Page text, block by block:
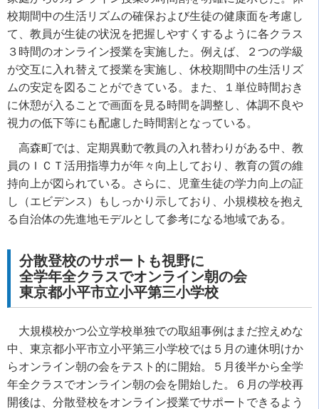
校期間中の生活リズムの確保および生徒の健康面を考慮し
て、教員が生徒の状況を把握しやすくするように各クラス
３時間のオンライン授業を実施した。例えば、２つの学級
が交互に入れ替えて授業を実施し、休校期間中の生活リズ
ムの安定を図ることができている。また、１単位時間おき
に休憩が入ることで画面を見る時間を調整し、体調不良や
視力の低下等にも配慮した時間割となっている。
高森町では、定期異動で教員の入れ替わりがある中、教
員のＩＣＴ活用指導力が年々向上しており、教育の質の維
持向上が図られている。さらに、児童生徒の学力向上の証
し（エビデンス）もしっかり示しており、小規模校を抱え
る自治体の先進地モデルとして参考になる地域である。
分散登校のサポートも視野に
全学年全クラスでオンライン朝の会
東京都小平市立小平第三小学校
大規模校かつ公立学校単独での取組事例はまだ控えめな
中、東京都小平市立小平第三小学校では５月の連休明けか
らオンライン朝の会をテスト的に開始。５月後半から全学
年全クラスでオンライン朝の会を開始した。６月の学校再
開後は、分散登校をオンライン授業でサポートできるよう